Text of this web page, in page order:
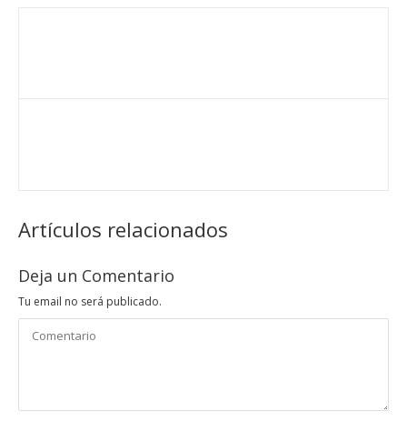
Artículos relacionados
Deja un Comentario
Tu email no será publicado.